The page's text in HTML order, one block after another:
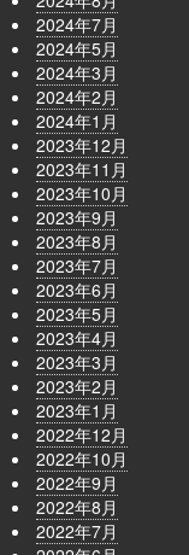
2024年7月
2024年5月
2024年3月
2024年2月
2024年1月
2023年12月
2023年11月
2023年10月
2023年9月
2023年8月
2023年7月
2023年6月
2023年5月
2023年4月
2023年3月
2023年2月
2023年1月
2022年12月
2022年10月
2022年9月
2022年8月
2022年7月